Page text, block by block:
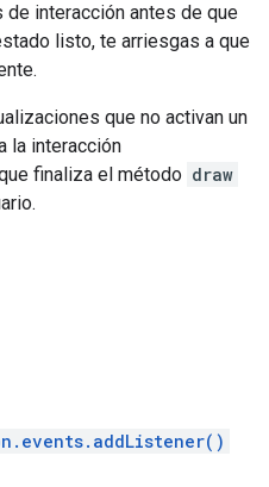
interacción antes de que
listo, te arriesgas a que
que no activan un
la interacción
finaliza el método draw